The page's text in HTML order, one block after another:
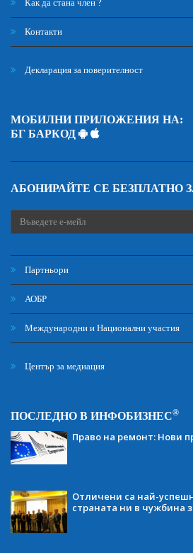
Как да стана член ?
Контакти
Декларация за поверителност
МОБИЛНИ ПРИЛОЖЕНИЯ НА:
БГ БАРКОД
АБОНИРАЙТЕ СЕ БЕЗПЛАТНО
Партньори
АОБР
Международни и Национални участия
Център за медиация
ПОСЛЕДНО В ИНФОБИЗНЕС®
Право на ремонт: Нови
Отличени са най-
страната ни в чужбина